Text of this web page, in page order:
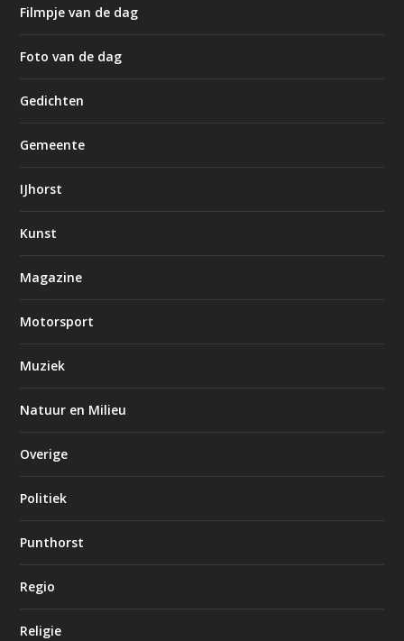
Filmpje van de dag
Foto van de dag
Gedichten
Gemeente
IJhorst
Kunst
Magazine
Motorsport
Muziek
Natuur en Milieu
Overige
Politiek
Punthorst
Regio
Religie